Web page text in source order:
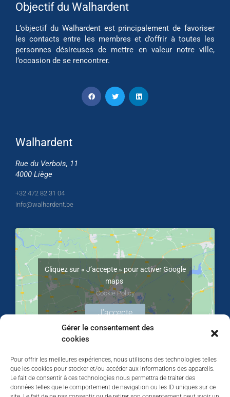
Gérer le consentement des
cookies
Pour offrir les meilleures expériences, nous utilisons des technologies telles
que les cookies pour stocker et/ou accéder aux informations des appareils.
Le fait de consentir à ces technologies nous permettra de traiter des
données telles que le comportement de navigation ou les ID uniques sur ce
Objectif du Walhardent
L’objectif du Walhardent est principalement de favoriser
les contacts entre les membres et d’offrir à toutes les
personnes désireuses de mettre en valeur notre ville,
l’occasion de se rencontrer.
Walhardent
Rue du Verbois, 11
4000 Liège
+32 472 82 31 04
info@walhardent.be
Cliquez sur « J’accepte » pour activer Google
maps
Cookie Policy
J’accepte